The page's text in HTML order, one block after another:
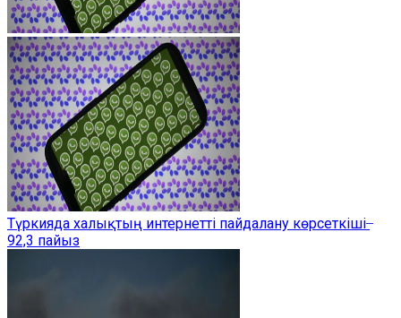
Түркияда халықтың интернетті пайдалану көрсеткіші ̶
92,3 пайыз